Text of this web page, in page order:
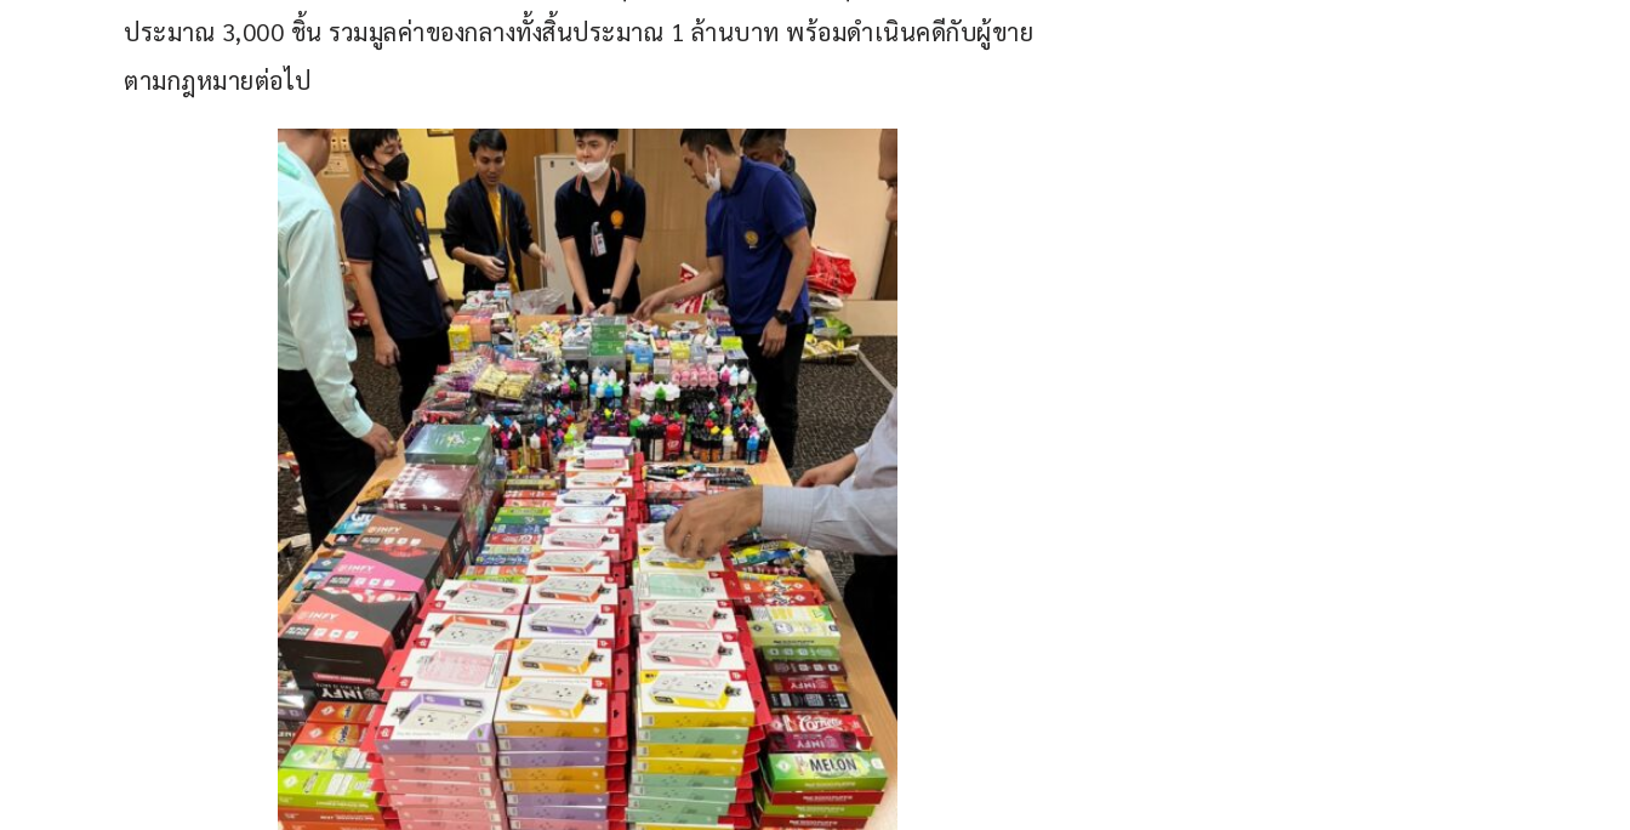
ประมาณ 3,000 ชิ้น รวมมูลค่าของกลางทั้งสิ้นประมาณ 1 ล้านบาท พร้อมดำเนินคดีกับผู้ขาย
ตามกฎหมายต่อไป